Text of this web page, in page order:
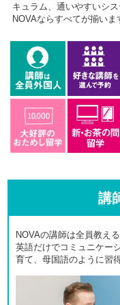
キュラム、通いやすいシ
NOVAならすべてが揃いま
講
NOVAの講師は全員教え
英語だけでコミュニケー
育て、母国語のように習得